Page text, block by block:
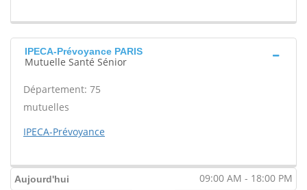
IPECA-Prévoyance PARIS
Mutuelle Santé Sénior
Département: 75
mutuelles
IPECA-Prévoyance
Aujourd'hui 09:00 AM - 18:00 PM